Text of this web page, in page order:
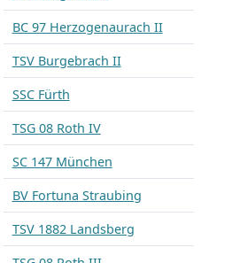
BC 97 Herzogenaurach II
TSV Burgebrach II
SSC Fürth
TSG 08 Roth IV
SC 147 München
BV Fortuna Straubing
TSV 1882 Landsberg